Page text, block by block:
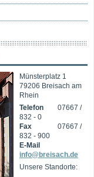
Münsterplatz 1
79206 Breisach am
Rhein
Telefon
07667 /
832 - 0
Fax
07667 /
832 - 900
E-Mail
info@breisach.de
Unsere Standorte: